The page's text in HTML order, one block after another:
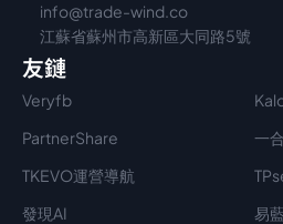
info@trade-wind.co
江蘇省蘇州市高新區大同路5號
友鏈
Veryfb
PartnerShare
一
TKEVO運營導航
發現AI
易